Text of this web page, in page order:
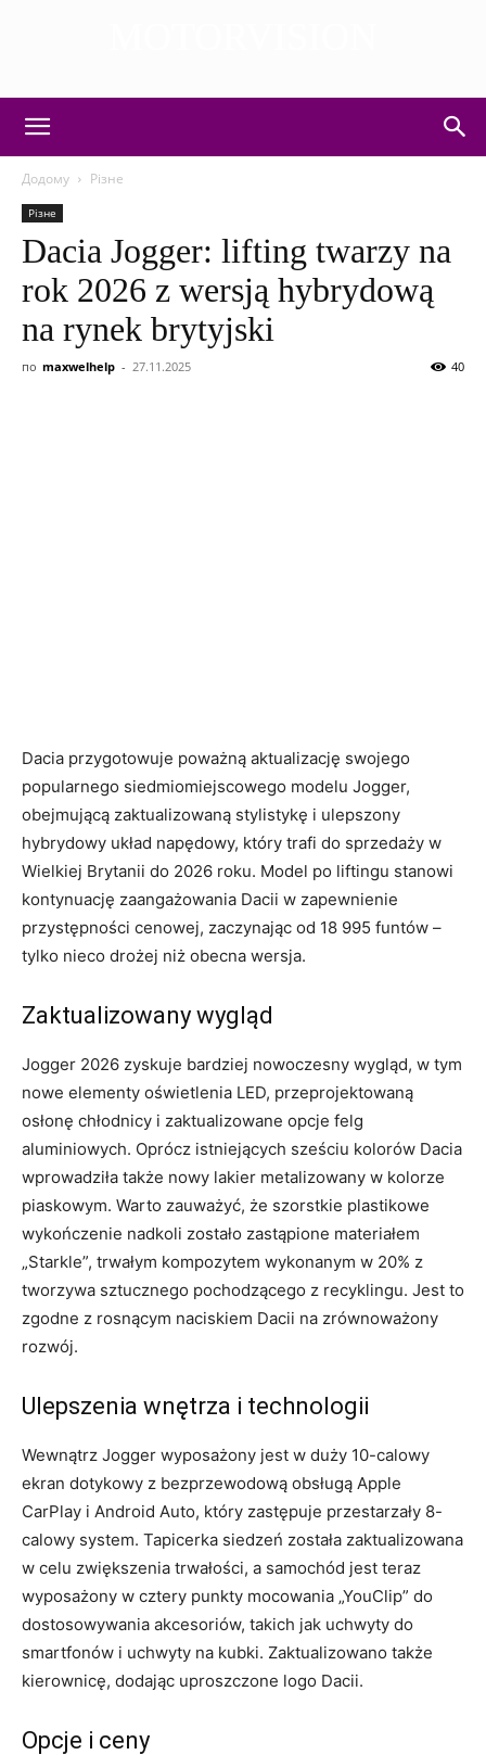
Додому Різне
Різне
Dacia Jogger: lifting twarzy na
rok 2026 z wersją hybrydową
na rynek brytyjski
по maxwelhelp - 27.11.2025 40
Dacia przygotowuje poważną aktualizację swojego
popularnego siedmiomiejscowego modelu Jogger,
obejmującą zaktualizowaną stylistykę i ulepszony
hybrydowy układ napędowy, który trafi do sprzedaży w
Wielkiej Brytanii do 2026 roku. Model po liftingu stanowi
kontynuację zaangażowania Dacii w zapewnienie
przystępności cenowej, zaczynając od 18 995 funtów –
tylko nieco drożej niż obecna wersja.
Zaktualizowany wygląd
Jogger 2026 zyskuje bardziej nowoczesny wygląd, w tym
nowe elementy oświetlenia LED, przeprojektowaną
osłonę chłodnicy i zaktualizowane opcje felg
aluminiowych. Oprócz istniejących sześciu kolorów Dacia
wprowadziła także nowy lakier metalizowany w kolorze
piaskowym. Warto zauważyć, że szorstkie plastikowe
wykończenie nadkoli zostało zastąpione materiałem
„Starkle”, trwałym kompozytem wykonanym w 20% z
tworzywa sztucznego pochodzącego z recyklingu. Jest to
zgodne z rosnącym naciskiem Dacii na zrównoważony
rozwój.
Ulepszenia wnętrza i technologii
Wewnątrz Jogger wyposażony jest w duży 10-calowy
ekran dotykowy z bezprzewodową obsługą Apple
CarPlay i Android Auto, który zastępuje przestarzały 8-
calowy system. Tapicerka siedzeń została zaktualizowana
w celu zwiększenia trwałości, a samochód jest teraz
wyposażony w cztery punkty mocowania „YouClip” do
dostosowywania akcesoriów, takich jak uchwyty do
smartfonów i uchwyty na kubki. Zaktualizowano także
kierownicę, dodając uproszczone logo Dacii.
Opcje i ceny